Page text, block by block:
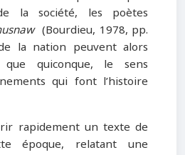
la société, les poètes
(Bourdieu, 1978, pp.
la nation peuvent alors
quiconque, le sens
qui font l’histoire
rapidement un texte de
époque, relatant une